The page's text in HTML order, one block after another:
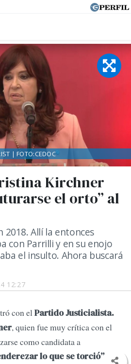
12:27
Kirchner
el orto” al
2018. Allí la entonces
con Parrilli y en su enojo
el insulto. Ahora buscará
| FOTO:CEDOC
con elPartido Justicialista.
, quien fue muy crítica con el
como candidata a
lo que se torció”,